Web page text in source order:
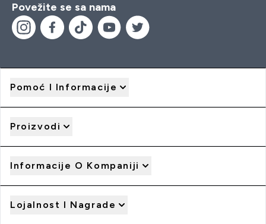
Povežite se sa nama
Pomoć I Informacije
Proizvodi
Informacije O Kompaniji
Lojalnost I Nagrade